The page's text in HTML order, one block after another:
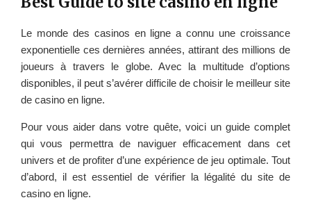
Le monde des casinos en ligne a connu une croissance
exponentielle ces dernières années, attirant des millions de
joueurs à travers le globe. Avec la multitude d’options
disponibles, il peut s’avérer difficile de choisir le meilleur site
de casino en ligne.
Pour vous aider dans votre quête, voici un guide complet
qui vous permettra de naviguer efficacement dans cet
univers et de profiter d’une expérience de jeu optimale. Tout
d’abord, il est essentiel de vérifier la légalité du site de
casino en ligne.